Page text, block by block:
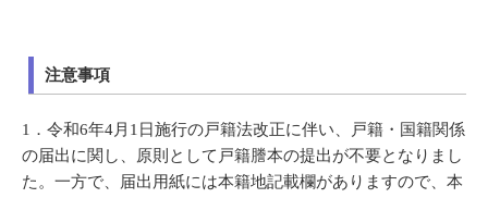
注意事項
1． 令和6年4月1日施行の戸籍法改正に伴い、戸籍・国籍関係
の届出に関し、原則として戸籍謄本の提出が不要となりまし
た。一方で、届出用紙には本籍地記載欄がありますので、本